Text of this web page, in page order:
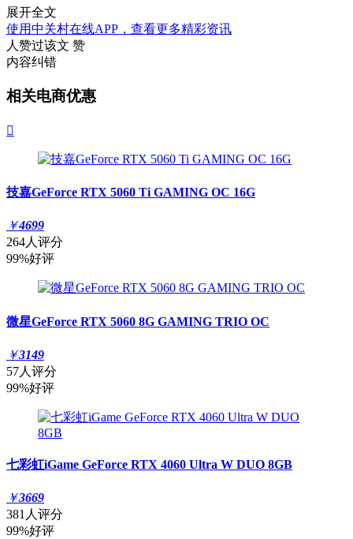
展开全文
使用中关村在线APP，查看更多精彩资讯
人赞过该文 赞
内容纠错
相关电商优惠

技嘉GeForce RTX 5060 Ti GAMING OC 16G
￥4699
264人评分
99%好评
微星GeForce RTX 5060 8G GAMING TRIO OC
￥3149
57人评分
99%好评
七彩虹iGame GeForce RTX 4060 Ultra W DUO 8GB
￥3669
381人评分
99%好评